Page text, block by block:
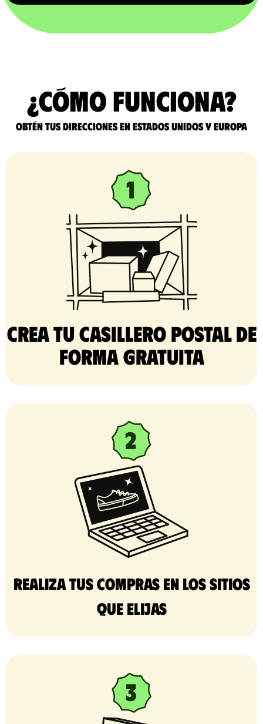
¿Cómo funciona?
Obtén tus direcciones en Estados Unidos y Europa
Crea tu casillero postal de
forma gratuita​
Realiza tus compras en los sitios
que elijas